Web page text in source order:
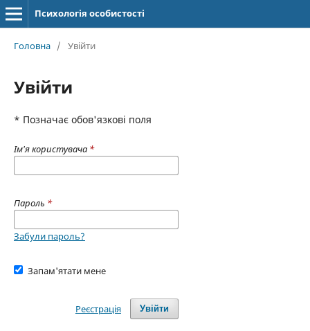
Психологія особистості
Головна / Увійти
Увійти
* Позначає обов'язкові поля
Ім'я користувача *
Пароль *
Забули пароль?
Запам'ятати мене
Увійти
Реєстрація